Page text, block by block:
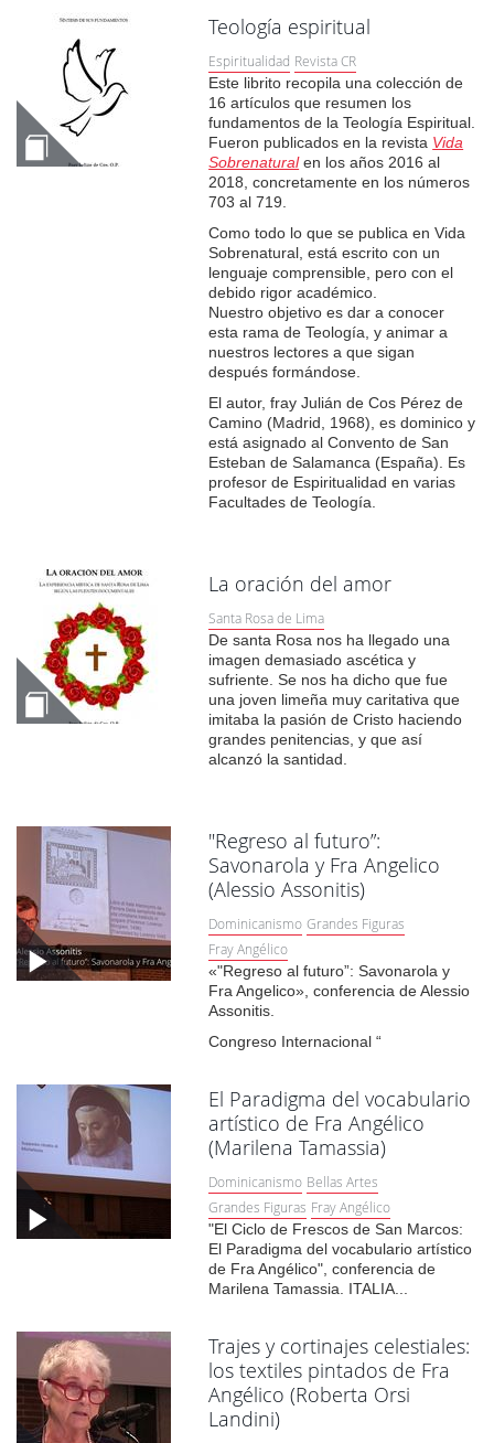
Teología espiritual
Espiritualidad Revista CR
Este librito recopila una colección de
16 artículos que resumen los
fundamentos de la Teología Espiritual.
Fueron publicados en la revista Vida
Sobrenaturalen los años 2016 al
2018, concretamente en los números
703 al 719.
Como todo lo que se publica en Vida
Sobrenatural, está escrito con un
lenguaje comprensible, pero con el
debido rigor académico.
Nuestro objetivo es dar a conocer
esta rama de Teología, y animar a
nuestros lectores a que sigan
después formándose.
El autor, fray Julián de Cos Pérez de
Camino (Madrid, 1968), es dominico y
está asignado al Convento de San
Esteban de Salamanca (España). Es
profesor de Espiritualidad en varias
Facultades de Teología.
La oración del amor
Santa Rosa de Lima
De santa Rosa nos ha llegado una
imagen demasiado ascética y
sufriente. Se nos ha dicho que fue
una joven limeña muy caritativa que
imitaba la pasión de Cristo haciendo
grandes penitencias, y que así
alcanzó la santidad.
"Regreso al futuro”:
Savonarola y Fra Angelico
(Alessio Assonitis)
Dominicanismo Grandes Figuras
Fray Angélico
«"Regreso al futuro”: Savonarola y
Fra Angelico», conferencia de Alessio
Assonitis.
Congreso Internacional “
El Paradigma del vocabulario
artístico de Fra Angélico
(Marilena Tamassia)
Dominicanismo Bellas Artes
Grandes Figuras Fray Angélico
"El Ciclo de Frescos de San Marcos:
El Paradigma del vocabulario artístico
de Fra Angélico", conferencia de
Marilena Tamassia. ITALIA...
Trajes y cortinajes celestiales:
los textiles pintados de Fra
Angélico (Roberta Orsi
Landini)